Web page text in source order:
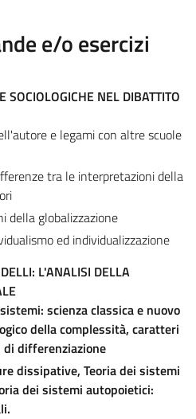
e/o esercizi
SOCIOLOGICHE NEL DIBATTITO
e legami con altre scuole
tra le interpretazioni della
della globalizzazione
ed individualizzazione
L'ANALISI DELLA
scienza classica e nuovo
della complessità, caratteri
differenziazione
dissipative, Teoria dei sistemi
dei sistemi autopoietici: